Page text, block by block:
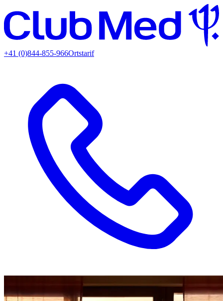
+41 (0)844-855-966Ortstarif